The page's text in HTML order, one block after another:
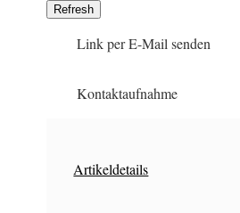
Link per E-Mail senden
Kontaktaufnahme
Artikeldetails